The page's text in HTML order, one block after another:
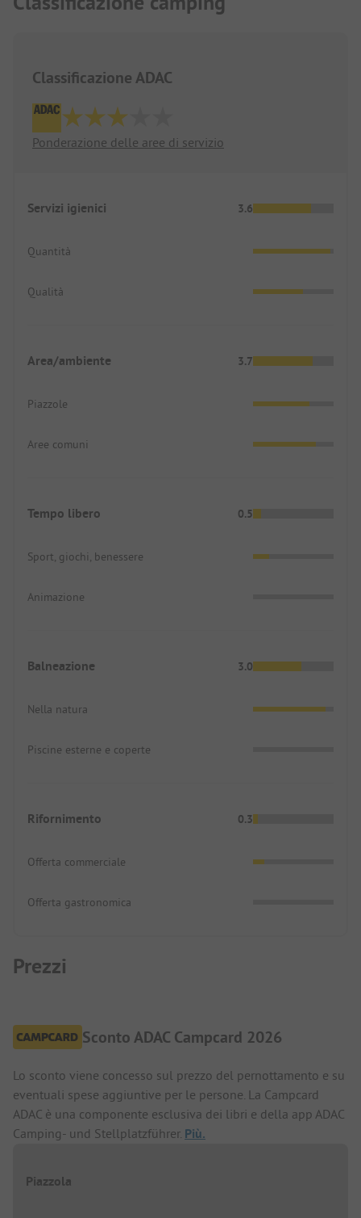
Classificazione ADAC
Ponderazione delle aree di servizio
Servizi igienici 3.6
Quantità
Qualità
Area/ambiente 3.7
Piazzole
Aree comuni
Tempo libero 0.5
Sport, giochi, benessere
Animazione
Balneazione 3.0
Nella natura
Piscine esterne e coperte
Rifornimento 0.3
Offerta commerciale
Offerta gastronomica
Prezzi
Sconto ADAC Campcard 2026
Lo sconto viene concesso sul prezzo del pernottamento e su
eventuali spese aggiuntive per le persone. La Campcard
ADAC è una componente esclusiva dei libri e della app ADAC
Camping- und Stellplatzführer. Più.
Piazzola